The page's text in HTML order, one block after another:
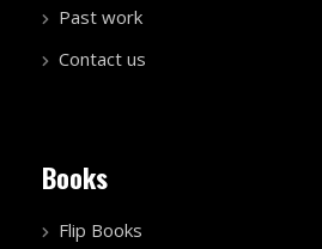
Past work
Contact us
Books
Flip Books